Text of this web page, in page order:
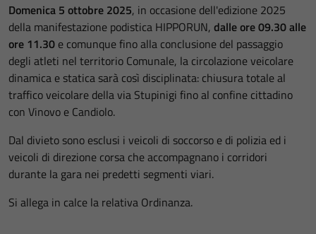
Domenica 5 ottobre 2025, in occasione dell'edizione 2025
della manifestazione podistica HIPPORUN, dalle ore 09.30 alle
ore 11.30 e comunque fino alla conclusione del passaggio
degli atleti nel territorio Comunale, la circolazione veicolare
dinamica e statica sarà così disciplinata: chiusura totale al
traffico veicolare della via Stupinigi fino al confine cittadino
con Vinovo e Candiolo.
Dal divieto sono esclusi i veicoli di soccorso e di polizia ed i
veicoli di direzione corsa che accompagnano i corridori
durante la gara nei predetti segmenti viari.
Si allega in calce la relativa Ordinanza.